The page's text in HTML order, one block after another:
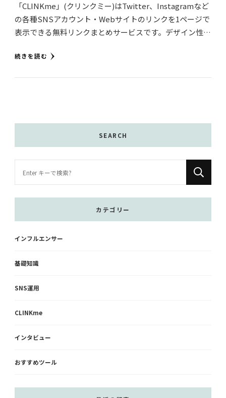
「CLINKme」(クリンクミー)はTwitter、Instagramなど
の各種SNSアカウント・Webサイトのリンクを1ページで
表示できる無料リンクまとめサービスです。デザイン性…
続きを読む
SEARCH
で
?
カテゴリー
インフルエンサー
基礎知識
SNS運用
CLINKme
インタビュー
おすすめツール